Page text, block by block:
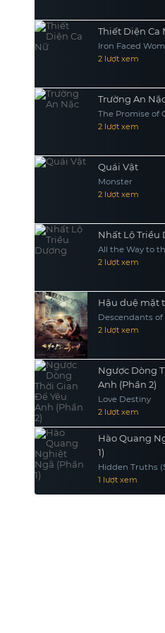
Thiết Diện Ca
Iron Faced
2 lượt xem
Trường An
The Promise of
2 lượt xem
Quái Vật
Monster
2 lượt xem
Nhất Lộ Triều
All the Way to
2 lượt xem
Hậu duệ mặt
Descendants of
2 lượt xem
Ngược Dòng
Anh (Phần 2)
Love Destiny
2 lượt xem
Hào Quang
1)
Hidden Truths
1 lượt xem